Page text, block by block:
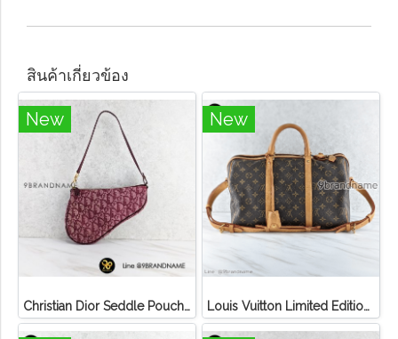
สินค้าเกี่ยวข้อง
New
Christian Dior Seddle Pouch Accessory Hand Bag
New
Louis Vuitton Limited Edition Monogram Canvas Sofia Coppola SC Bag